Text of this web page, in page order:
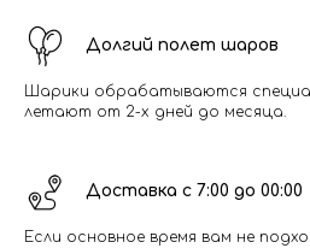
Долгий полет шаров
Шарики обрабатываются
летают от 2-х дней до месяца.
Доставка с 7:00 до 00:00
Если основное время вам не